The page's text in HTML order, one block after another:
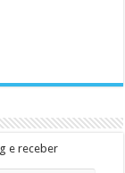
e receber